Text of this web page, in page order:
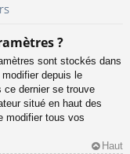
?
sont stockés dans
depuis le
ce dernier se trouve
situé en haut des
modifier tous vos
Haut